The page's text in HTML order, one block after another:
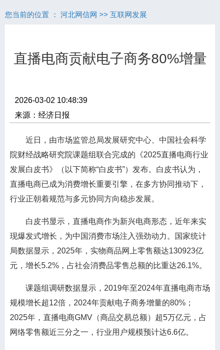
您当前的位置 ： 河北网信网 >> 互联网发展
直播电商贡献电子商务80%增量
2026-03-02 10:48:39
来源：经济日报
近日，由市场监管总局发展研究中心、中国社会科学
院财经战略研究院课题组联合完成的《2025直播电商行业
发展白皮书》（以下简称“白皮书”）发布。白皮书认为，
直播电商已成为消费增长重要引擎，在多方协同推动下，
行业正朝着规范与多元协同方向稳步发展。
白皮书显示，直播电商作为新兴电商形态，近年来实
现爆发式增长，为中国消费市场注入强劲动力。国家统计
局数据显示，2025年，实物商品网上零售额达130923亿
元，增长5.2%，占社会消费品零售总额的比重达26.1%。
课题组调研数据显示，2019年至2024年直播电商市场
规模增长超12倍，2024年贡献电子商务增量的80%；
2025年，直播电商GMV（商品交易总额）超5万亿元，占
网络零售额近三分之一，行业用户规模预计达6.6亿。